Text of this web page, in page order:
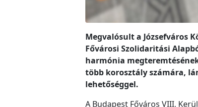
Megvalósult a Józsefváros
Fővárosi Szolidaritási
harmónia
több korosztály számára,
lehetőséggel.
A Budapest Főváros VIII.